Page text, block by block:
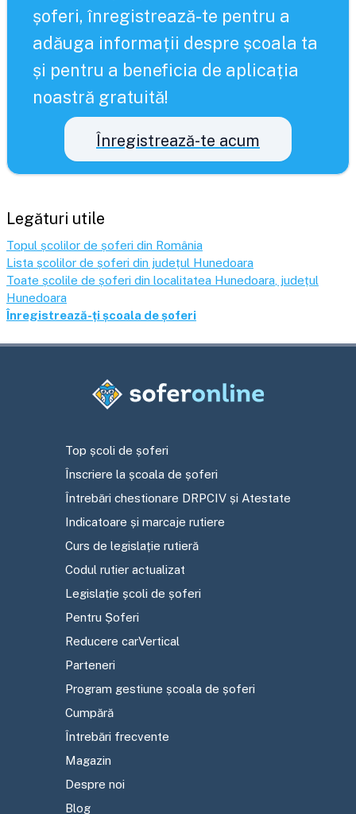
șoferi, înregistrează-te pentru a
adăuga informații despre școala ta
și pentru a beneficia de aplicația
noastră gratuită!
Înregistrează-te acum
Legături utile
Topul școlilor de șoferi din România
Lista școlilor de șoferi din județul Hunedoara
Toate școlile de șoferi din localitatea Hunedoara , județul
Hunedoara
Înregistrează-ți școala de șoferi
Top școli de șoferi
Înscriere la școala de șoferi
Întrebări chestionare DRPCIV și Atestate
Indicatoare și marcaje rutiere
Curs de legislație rutieră
Codul rutier actualizat
Legislație școli de șoferi
Pentru Șoferi
Reducere carVertical
Parteneri
Program gestiune școala de șoferi
Cumpără
Întrebări frecvente
Magazin
Despre noi
Blog